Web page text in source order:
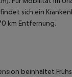
sich ein
km Entfernung.
beinhaltet